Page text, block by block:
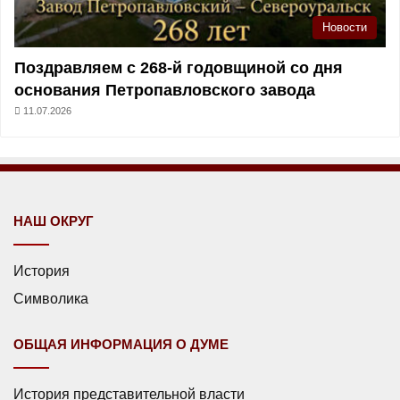
Новости
Поздравляем с 268-й годовщиной со дня
основания Петропавловского завода
11.07.2026
НАШ ОКРУГ
История
Символика
ОБЩАЯ ИНФОРМАЦИЯ О ДУМЕ
История представительной власти